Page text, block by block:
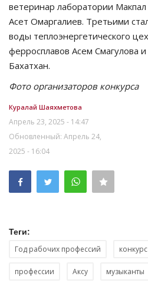
ветеринар лаборатории
Асет Омаргалиев. Третьими
воды теплоэнергетического
ферросплавов Асем Смагулова
Бахатхан.
Фото организаторов конкурса
Куралай Шаяхметова
Апрель 23, 2025 - 14:47
Обновленный: Апрель 24,
2025 - 16:04
Теги:
Год рабочих профессий конкурс
профессии Аксу музыканты